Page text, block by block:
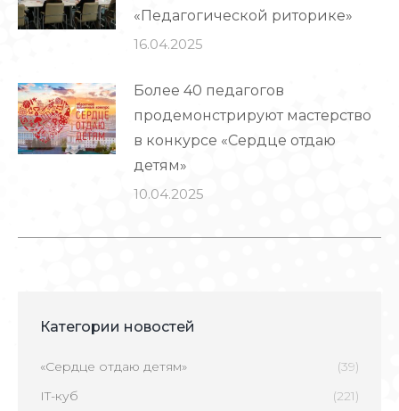
«Педагогической риторике»
16.04.2025
Более 40 педагогов
продемонстрируют мастерство
в конкурсе «Сердце отдаю
детям»
10.04.2025
Категории новостей
«Сердце отдаю детям»
(39)
IT-куб
(221)